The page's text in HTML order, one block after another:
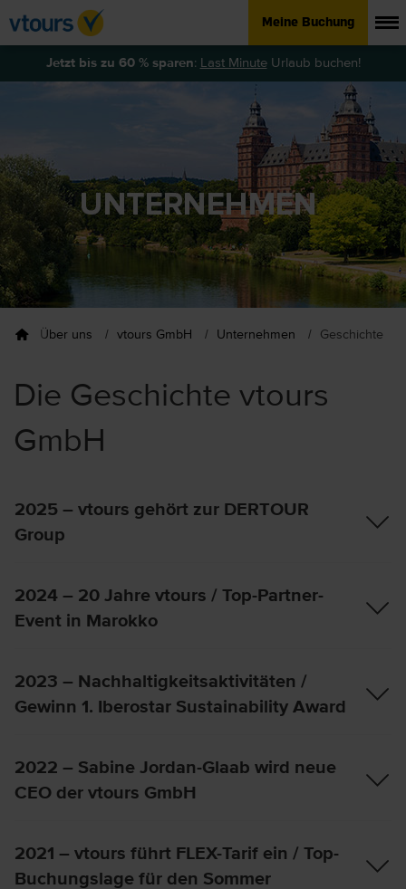
Meine Buchung
Jetzt bis zu 60 % sparen: Last MinuteUrlaub buchen!
Über uns vtours GmbH Unternehmen Geschichte
Die Geschichte vtours
GmbH
2025 – vtours gehört zur DERTOUR
Group
2024 – 20 Jahre vtours / Top-Partner-
Event in Marokko
2023 – Nachhaltigkeitsaktivitäten /
Gewinn 1. Iberostar Sustainability Award
2022 – Sabine Jordan-Glaab wird neue
CEO der vtours GmbH
2021 – vtours führt FLEX-Tarif ein / Top-
Buchungslage für den Sommer